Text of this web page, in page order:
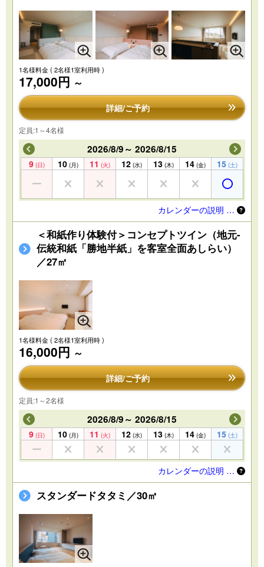
1名様料金( 2名様1室利用時 )
17,000円 ～
詳細/ご予約
定員:1～4名様
2026/8/9～ 2026/8/15
9 (日) 10 (月) 11 (火) 12 (水) 13 (木) 14 (金) 15 (土)
カレンダーの説明 …
＜和紙作り体験付＞コンセプトツイン（地元-
伝統和紙「勝地半紙」を客室全面あしらい）
／27㎡
1名様料金( 2名様1室利用時 )
16,000円 ～
詳細/ご予約
定員:1～2名様
2026/8/9～ 2026/8/15
9 (日) 10 (月) 11 (火) 12 (水) 13 (木) 14 (金) 15 (土)
カレンダーの説明 …
スタンダードタタミ／30㎡